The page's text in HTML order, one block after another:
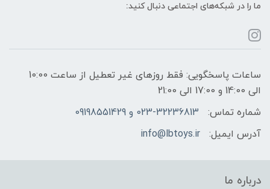
ما را در شبکه‌های اجتماعی دنبال کنید:
ساعات پاسخگویی: فقط روزهای غیر تعطیل از ساعت 10:00
الی 14:00 و 17:00 الی 21:00
شماره تماس:
023-32236813 و 09198551429
آدرس ایمیل:
info@lbtoys.ir
درباره ما